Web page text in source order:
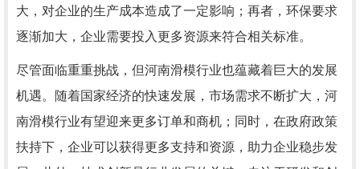
大，对企业的生产成本造成了一定影响；再者，环保要求
逐渐加大，企业需要投入更多资源来符合相关标准。
尽管面临重重挑战，但河南滑模行业也蕴藏着巨大的发展
机遇。随着国家经济的快速发展，市场需求不断扩大，河
南滑模行业有望迎来更多订单和商机；同时，在政府政策
扶持下，企业可以获得更多支持和资源，助力企业稳步发